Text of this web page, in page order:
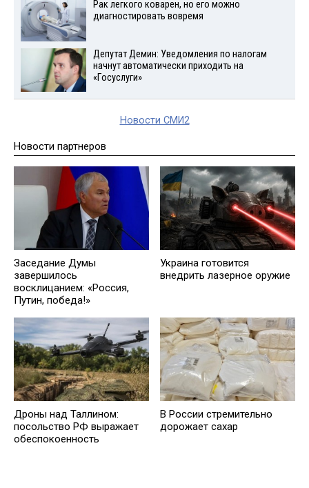
Рак легкого коварен, но его можно
диагностировать вовремя
Депутат Демин: Уведомления по налогам
начнут автоматически приходить на
«Госуслуги»
Новости СМИ2
Новости партнеров
Заседание Думы
завершилось
восклицанием: «Россия,
Путин, победа!»
Украина готовится
внедрить лазерное оружие
Дроны над Таллином:
посольство РФ выражает
обеспокоенность
В России стремительно
дорожает сахар